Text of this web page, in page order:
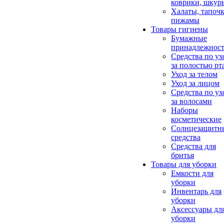
коврики,
Халаты,
пижамы
Товары гигиены
Бумажные
Средства по
за полостью
Уход за телом
Уход за лицом
Средства по
за волосами
Наборы
косметические
средства
Средства для
бритья
Товары для уборки
Емкости для
уборки
Инвентарь для
уборки
Аксессуары
уборки